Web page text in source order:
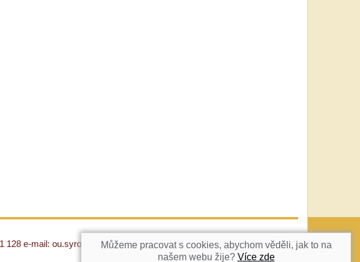
NAHORU
128 e-mail: ou.syrovatka@c-box.czMůžeme pracovat s cookies, abychom věděli, jak to na
našem webu žije? Více zde